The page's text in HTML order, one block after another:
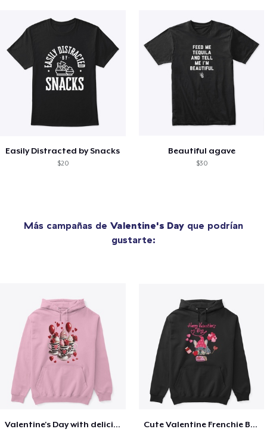
Easily Distracted by Snacks
$20
Beautiful agave
$30
Más campañas de Valentine's Day que podrían
gustarte:
Valentine's Day with delicious food Cute Valentine Frenchie Bulldog